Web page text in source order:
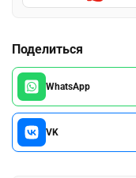
Поделиться
WhatsApp
VK